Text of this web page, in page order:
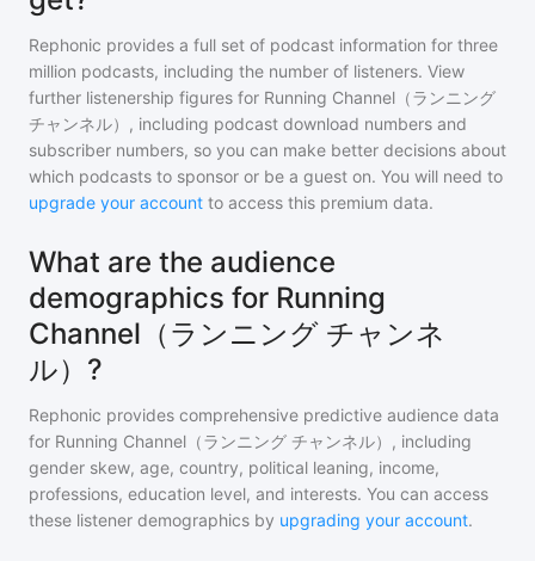
Rephonic provides a full set of podcast information for three
million podcasts, including the number of listeners. View
further listenership figures for Running Channel（ランニング
チャンネル） , including podcast download numbers and
subscriber numbers, so you can make better decisions about
which podcasts to sponsor or be a guest on. You will need to
upgrade your account to access this premium data.
What are the audience
demographics for Running
Channel（ランニング チャンネ
ル）?
Rephonic provides comprehensive predictive audience data
for Running Channel（ランニング チャンネル） , including
gender skew, age, country, political leaning, income,
professions, education level, and interests. You can access
these listener demographics by upgrading your account.